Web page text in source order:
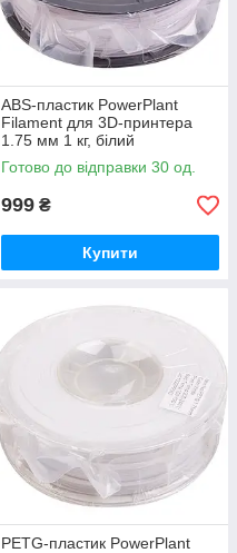
ABS-пластик PowerPlant
Filament для 3D-принтера
1.75 мм 1 кг, білий
Готово до відправки 30 од.
999 ₴
Купити
PETG-пластик PowerPlant